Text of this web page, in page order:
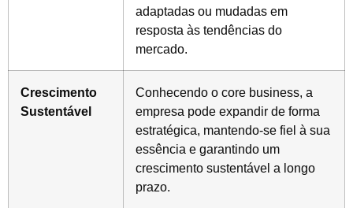
adaptadas ou mudadas em
resposta às tendências do
mercado.
Crescimento
Sustentável
Conhecendo o core business, a
empresa pode expandir de forma
estratégica, mantendo-se fiel à sua
essência e garantindo um
crescimento sustentável a longo
prazo.